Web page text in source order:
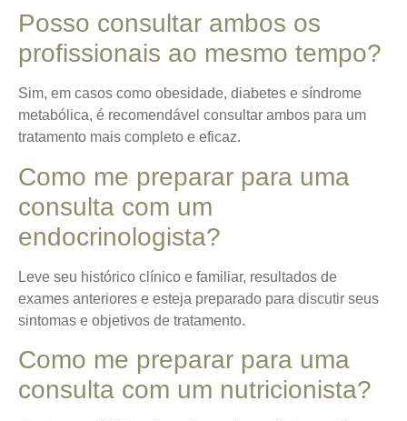
Posso consultar ambos os
profissionais ao mesmo tempo?
Sim, em casos como obesidade, diabetes e síndrome
metabólica, é recomendável consultar ambos para um
tratamento mais completo e eficaz.
Como me preparar para uma
consulta com um
endocrinologista?
Leve seu histórico clínico e familiar, resultados de
exames anteriores e esteja preparado para discutir seus
sintomas e objetivos de tratamento.
Como me preparar para uma
consulta com um nutricionista?